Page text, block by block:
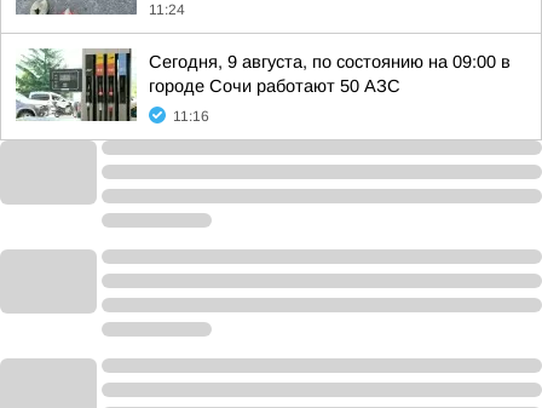
11:24
Сегодня, 9 августа, по состоянию на 09:00 в
городе Сочи работают 50 АЗС
11:16